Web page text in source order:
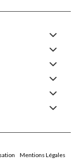
Mentions Légales